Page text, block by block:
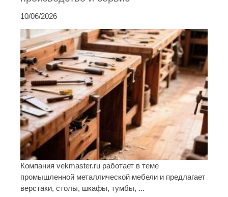
10/06/2026
Компания vekmaster.ru работает в теме
промышленной металлической мебели и предлагает
верстаки, столы, шкафы, тумбы, ...